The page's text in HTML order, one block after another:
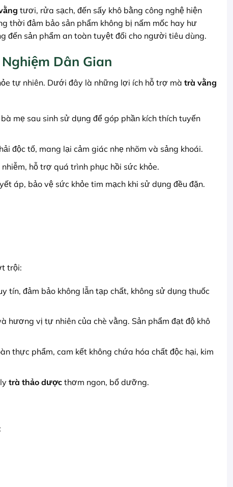
tươi, rửa sạch, đến sấy khô bằng công nghệ hiện
thời đảm bảo sản phẩm không bị nấm mốc hay hư
đến sản phẩm an toàn tuyệt đối cho người tiêu dùng.
Dân Gian
tự nhiên. Dưới đây là những lợi ích hỗ trợ mà trà vằng
mẹ sau sinh sử dụng để góp phần kích thích tuyến
độc tố, mang lại cảm giác nhẹ nhõm và sảng khoái.
hỗ trợ quá trình phục hồi sức khỏe.
áp, bảo vệ sức khỏe tim mạch khi sử dụng đều đặn.
trội:
tín, đảm bảo không lẫn tạp chất, không sử dụng thuốc
hương vị tự nhiên của chè vằng. Sản phẩm đạt độ khô
thực phẩm, cam kết không chứa hóa chất độc hại, kim
trà thảo dượcthơm ngon, bổ dưỡng.